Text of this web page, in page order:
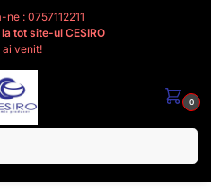
: 0757112211
la tot site-ul CESIRO
ai venit!
0